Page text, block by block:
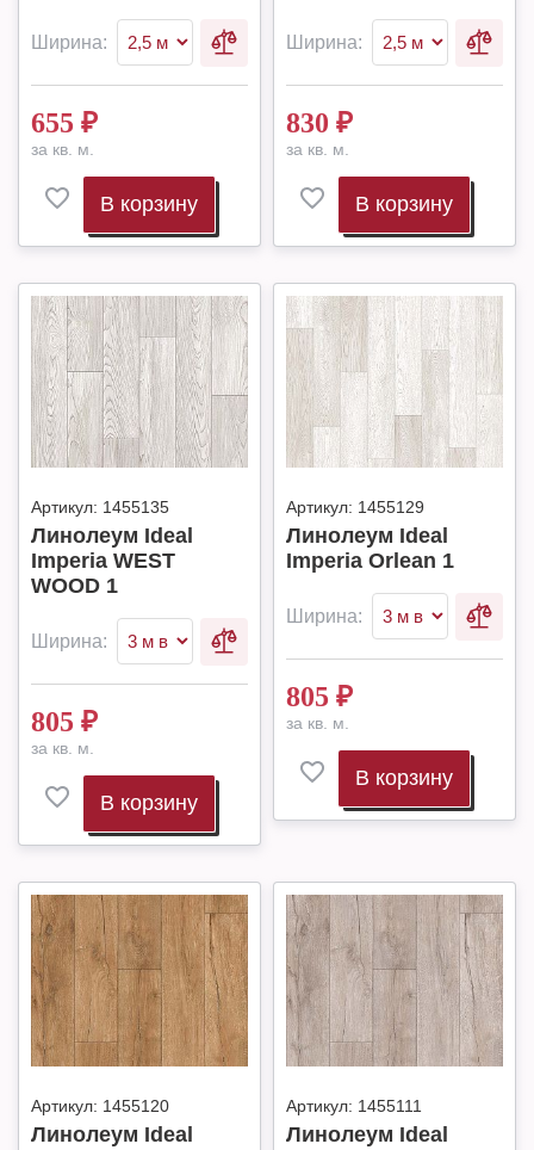
Ширина:
655 ₽
за кв. м.
В корзину
Ширина:
830 ₽
за кв. м.
В корзину
Артикул: 1455135
Линолеум Ideal
Imperia WEST
WOOD 1
Ширина:
805 ₽
за кв. м.
В корзину
Артикул: 1455129
Линолеум Ideal
Imperia Orlean 1
Ширина:
805 ₽
за кв. м.
В корзину
Артикул: 1455120
Линолеум Ideal
Артикул: 1455111
Линолеум Ideal